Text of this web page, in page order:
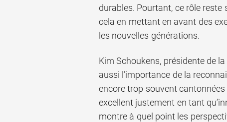
durables. Pourtant, ce rôle
cela en mettant en avant des
les nouvelles générations.
Kim Schoukens, présidente de
aussi l’importance de la
encore trop souvent cantonnées
excellent justement en tant
montre à quel point les